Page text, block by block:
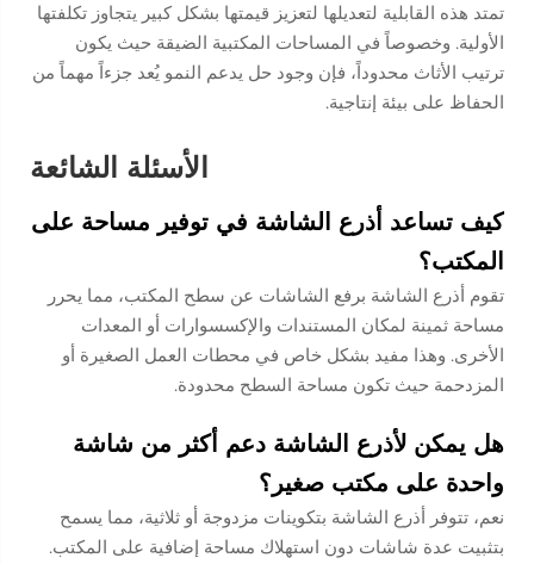
تمتد هذه القابلية لتعديلها لتعزيز قيمتها بشكل كبير يتجاوز تكلفتها
الأولية. وخصوصاً في المساحات المكتبية الضيقة حيث يكون
ترتيب الأثاث محدوداً، فإن وجود حل يدعم النمو يُعد جزءاً مهماً من
الحفاظ على بيئة إنتاجية.
الأسئلة الشائعة
كيف تساعد أذرع الشاشة في توفير مساحة على
المكتب؟
تقوم أذرع الشاشة برفع الشاشات عن سطح المكتب، مما يحرر
مساحة ثمينة لمكان المستندات والإكسسوارات أو المعدات
الأخرى. وهذا مفيد بشكل خاص في محطات العمل الصغيرة أو
المزدحمة حيث تكون مساحة السطح محدودة.
هل يمكن لأذرع الشاشة دعم أكثر من شاشة
واحدة على مكتب صغير؟
نعم، تتوفر أذرع الشاشة بتكوينات مزدوجة أو ثلاثية، مما يسمح
بتثبيت عدة شاشات دون استهلاك مساحة إضافية على المكتب.